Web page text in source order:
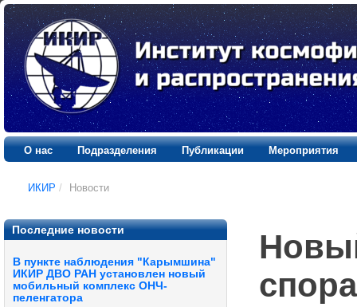
О нас Подразделения Публикации Мероприятия
ИКИР / Новости
Последние новости
В пункте наблюдения "Карымшина"
ИКИР ДВО РАН установлен новый
мобильный комплекс ОНЧ-
пеленгатора